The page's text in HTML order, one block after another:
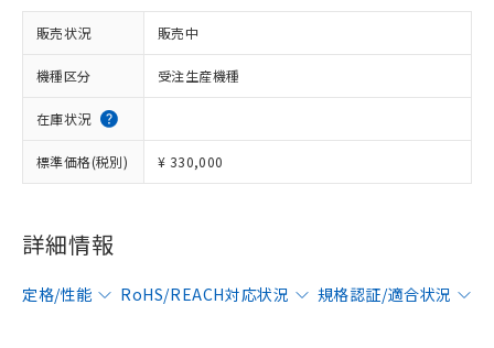
販売状況 販売中
機種区分 受注生産機種
在庫状況
標準価格(税別) ¥ 330,000
詳細情報
定格/性能 RoHS/REACH対応状況 規格認証/適合状況